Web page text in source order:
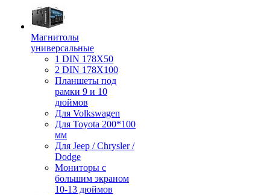
Магнитолы
универсальные
1 DIN 178X50
2 DIN 178X100
Планшеты под
рамки 9 и 10
дюймов
Для Volkswagen
Для Toyota 200*100
мм
Для Jeep / Chrysler /
Dodge
Мониторы с
большим экраном
10-13 дюймов